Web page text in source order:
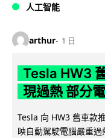
人工智能
arthur 1 日
Tesla HW3
現過熱 部分
Tesla 向 HW3 舊車款
映自動駕駛電腦嚴重